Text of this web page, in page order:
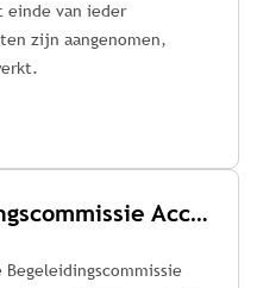
einde van ieder
zijn aangenomen,
Verslagen Begeleidingscommissie Accountant Controle (BAC)
Begeleidingscommissie